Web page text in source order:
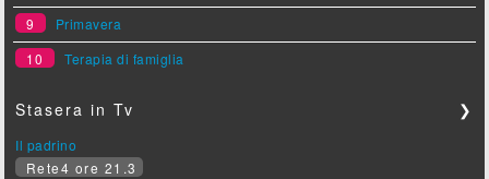
9
Primavera
10
Terapia di famiglia
Stasera in Tv ❯
Il padrino
Rete4 ore 21.3